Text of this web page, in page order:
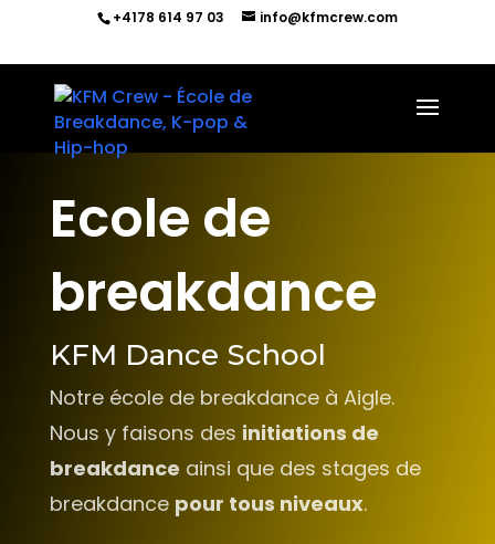
+4178 614 97 03 info@kfmcrew.com
Ecole de
breakdance
KFM Dance School
Notre école de breakdance à Aigle.
Nous y faisons des initiations de
breakdance ainsi que des stages de
breakdance pour tous niveaux.